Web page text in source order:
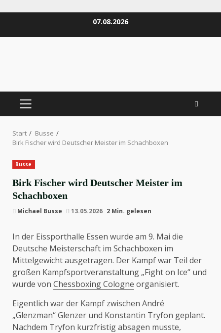
07.08.2026
PRIMÄRES
Start
Busse
Birk Fischer wird Deutscher Meister im Schachboxen
Busse
Birk Fischer wird Deutscher Meister im
Schachboxen
Michael Busse 13.05.2026 2 Min. gelesen
In der Eissporthalle Essen wurde am 9. Mai die
Deutsche Meisterschaft im Schachboxen im
Mittelgewicht ausgetragen. Der Kampf war Teil der
großen Kampfsportveranstaltung „Fight on Ice“ und
wurde von Chessboxing Cologne organisiert.
Eigentlich war der Kampf zwischen André
„Glenzman“ Glenzer und Konstantin Tryfon geplant.
Nachdem Tryfon kurzfristig absagen musste,